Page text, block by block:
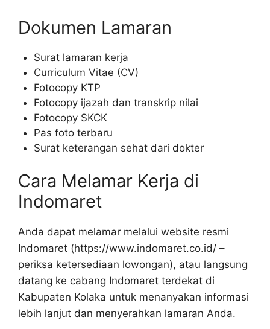
Dokumen Lamaran
Surat lamaran kerja
Curriculum Vitae (CV)
Fotocopy KTP
Fotocopy ijazah dan transkrip nilai
Fotocopy SKCK
Pas foto terbaru
Surat keterangan sehat dari dokter
Cara Melamar Kerja di
Indomaret
Anda dapat melamar melalui website resmi
Indomaret (https://www.indomaret.co.id/ –
periksa ketersediaan lowongan), atau langsung
datang ke cabang Indomaret terdekat di
Kabupaten Kolaka untuk menanyakan informasi
lebih lanjut dan menyerahkan lamaran Anda.